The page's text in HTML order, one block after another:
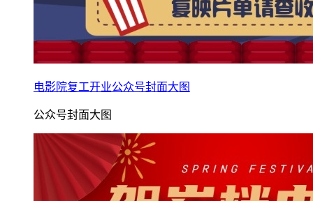
电影院复工开业公众号封面大图
公众号封面大图